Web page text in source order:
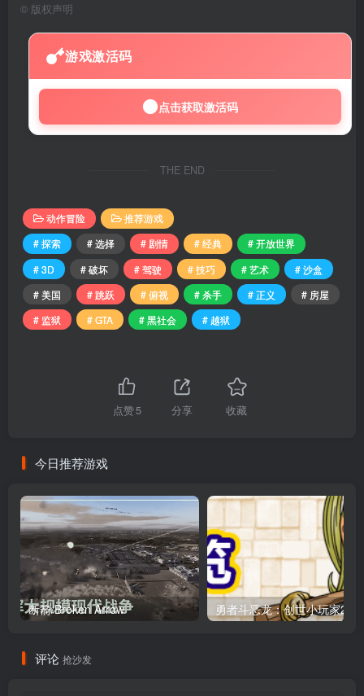
© 版权声明
游戏激活码
点击获取激活码
THE END
动作冒险
推荐游戏
# 探索
# 选择 # 剧情 # 经典
# 开放世界
# 3D
# 破坏 # 驾驶 # 技巧 # 艺术
# 沙盒
# 美国
# 跳跃 # 俯视 # 杀手 # 正义
# 房屋
# 监狱
# GTA # 黑社会 # 越狱
点赞5 分享 收藏
今日推荐游戏
断箭/Broken Arrow
评论 抢沙发